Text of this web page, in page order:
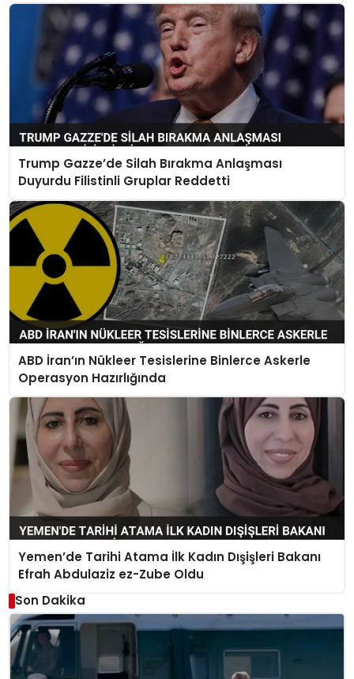
Trump Gazze’de Silah Bırakma Anlaşması
Duyurdu Filistinli Gruplar Reddetti
ABD İran’ın Nükleer Tesislerine Binlerce Askerle
Operasyon Hazırlığında
Yemen’de Tarihi Atama İlk Kadın Dışişleri Bakanı
Efrah Abdulaziz ez-Zube Oldu
Son Dakika